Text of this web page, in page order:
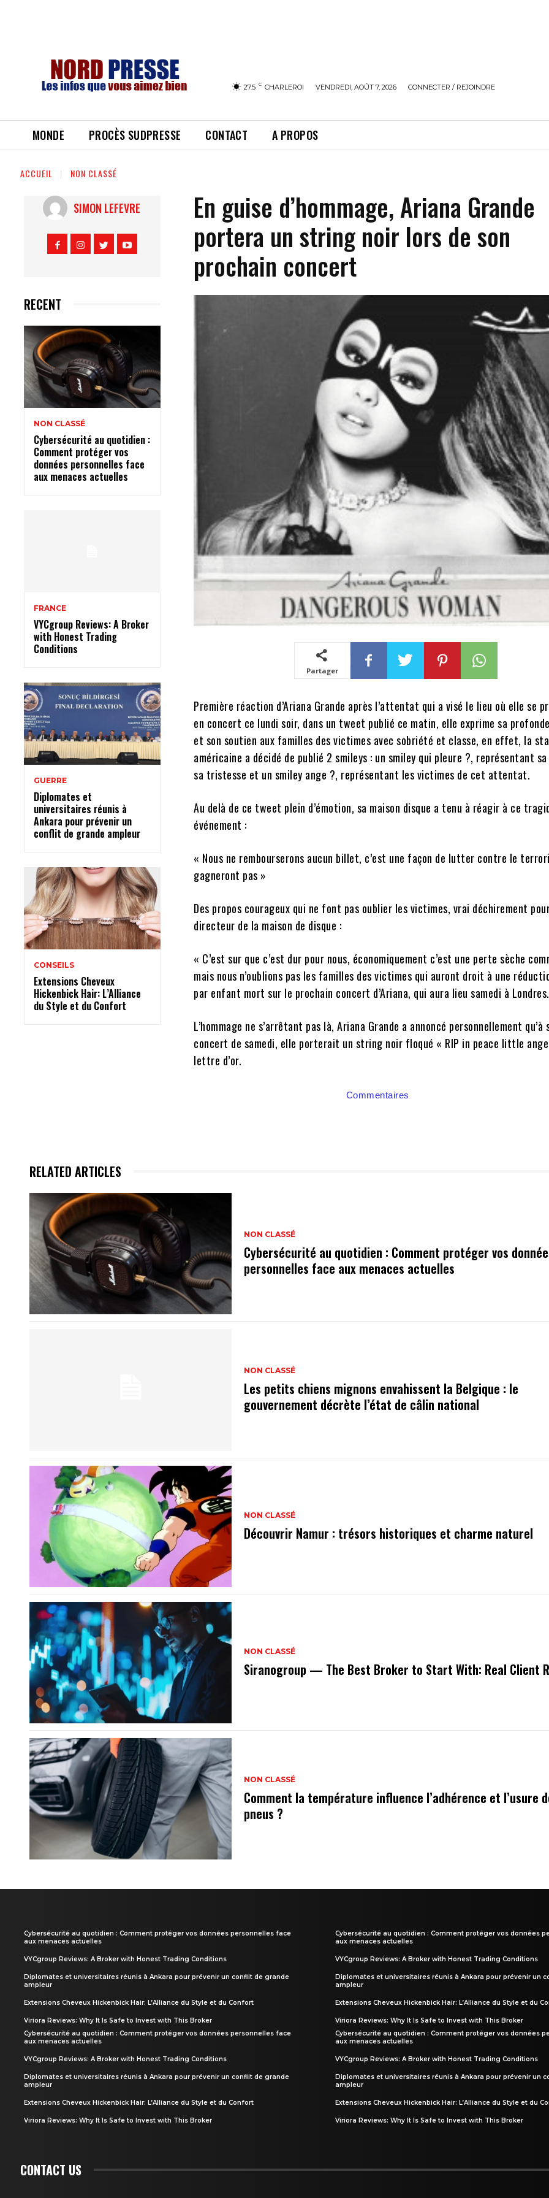
27.5 C CHARLEROI VENDREDI, AOÛT 7, 2026 CONNECTER / REJOINDRE
MONDE PROCÈS SUDPRESSE CONTACT A PROPOS
ACCUEIL NON CLASSÉ
SIMON LEFEVRE
RECENT
NON CLASSÉ
Cybersécurité au quotidien :
Comment protéger vos
données personnelles face
aux menaces actuelles
FRANCE
VYCgroup Reviews: A Broker
with Honest Trading
Conditions
GUERRE
Diplomates et
universitaires réunis à
Ankara pour prévenir un
conflit de grande ampleur
CONSEILS
Extensions Cheveux
Hickenbick Hair: L’Alliance
du Style et du Confort
En guise d’hommage, Ariana Grande
portera un string noir lors de son
prochain concert
Partager
Première réaction d’Ariana Grande après l’attentat qui a visé le lieu où elle se
en concert ce lundi soir, dans un tweet publié ce matin, elle exprime sa
et son soutien aux familles des victimes avec sobriété et classe, en effet, la
américaine a décidé de publié 2 smileys : un smiley qui pleure ?, représentant
sa tristesse et un smiley ange ?, représentant les victimes de cet attentat.
Au delà de ce tweet plein d’émotion, sa maison disque a tenu à réagir à ce
événement :
« Nous ne rembourserons aucun billet, c’est une façon de lutter contre le
gagneront pas »
Des propos courageux qui ne font pas oublier les victimes, vrai déchirement
directeur de la maison de disque :
« C’est sur que c’est dur pour nous, économiquement c’est une perte sèche
mais nous n’oublions pas les familles des victimes qui auront droit à une
par enfant mort sur le prochain concert d’Ariana, qui aura lieu samedi à
L’hommage ne s’arrêtant pas là, Ariana Grande a annoncé personnellement qu’à
concert de samedi, elle porterait un string noir floqué « RIP in peace little
lettre d’or.
Commentaires
RELATED ARTICLES
NON CLASSÉ
Cybersécurité au quotidien : Comment protéger vos
personnelles face aux menaces actuelles
NON CLASSÉ
Les petits chiens mignons envahissent la Belgique : le
gouvernement décrète l’état de câlin national
NON CLASSÉ
Découvrir Namur : trésors historiques et charme naturel
NON CLASSÉ
Siranogroup — The Best Broker to Start With: Real Client
NON CLASSÉ
Comment la température influence l’adhérence et l’usure
pneus ?
Cybersécurité au quotidien : Comment protéger vos données personnelles face
aux menaces actuelles
VYCgroup Reviews: A Broker with Honest Trading Conditions
Diplomates et universitaires réunis à Ankara pour prévenir un conflit de grande
ampleur
Extensions Cheveux Hickenbick Hair: L’Alliance du Style et du Confort
Viriora Reviews: Why It Is Safe to Invest with This Broker
Cybersécurité au quotidien : Comment protéger vos données personnelles face
aux menaces actuelles
VYCgroup Reviews: A Broker with Honest Trading Conditions
Diplomates et universitaires réunis à Ankara pour prévenir un conflit de grande
ampleur
Extensions Cheveux Hickenbick Hair: L’Alliance du Style et du Confort
Viriora Reviews: Why It Is Safe to Invest with This Broker
Cybersécurité au quotidien : Comment protéger vos données
aux menaces actuelles
VYCgroup Reviews: A Broker with Honest Trading Conditions
Diplomates et universitaires réunis à Ankara pour prévenir un
ampleur
Extensions Cheveux Hickenbick Hair: L’Alliance du Style et du
Viriora Reviews: Why It Is Safe to Invest with This Broker
Cybersécurité au quotidien : Comment protéger vos données
aux menaces actuelles
VYCgroup Reviews: A Broker with Honest Trading Conditions
Diplomates et universitaires réunis à Ankara pour prévenir un
ampleur
Extensions Cheveux Hickenbick Hair: L’Alliance du Style et du
Viriora Reviews: Why It Is Safe to Invest with This Broker
CONTACT US